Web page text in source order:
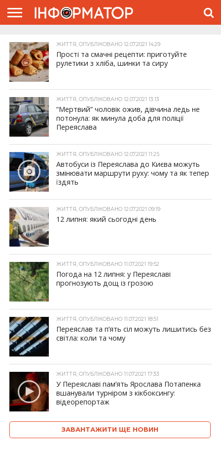
ЖИТТЯ
ВЛАДА
ГРОШІ
ТРЕШ
ПРО
ПРОЄКТ
ЖИТТЯ, ОПУБЛІКОВАНО 12.07.2021 14:29
Прості та смачні рецепти: приготуйте
рулетики з хліба, шинки та сиру
ЖИТТЯ, ОПУБЛІКОВАНО 12.07.2021 13:13
“Мертвий” чоловік ожив, дівчина ледь не
потонула: як минула доба для поліції
Переяслава
ЖИТТЯ, ОПУБЛІКОВАНО 12.07.2021 11:25
Автобуси із Переяслава до Києва можуть
змінювати маршрути руху: чому та як тепер
їздять
ЖИТТЯ, ОПУБЛІКОВАНО 12.07.2021 09:19
12 липня: який сьогодні день
ЖИТТЯ, ОПУБЛІКОВАНО 11.07.2021 19:52
Погода на 12 липня: у Переяславі
прогнозують дощ із грозою
ЖИТТЯ, ОПУБЛІКОВАНО 11.07.2021 18:51
Переяслав та п’ять сіл можуть лишитись без
світла: коли та чому
ЖИТТЯ, ОПУБЛІКОВАНО 11.07.2021 17:33
У Переяславі пам’ять Ярослава Потапенка
вшанували турніром з кікбоксингу:
відеорепортаж
ЗАВАНТАЖИТИ ЩЕ НОВИН